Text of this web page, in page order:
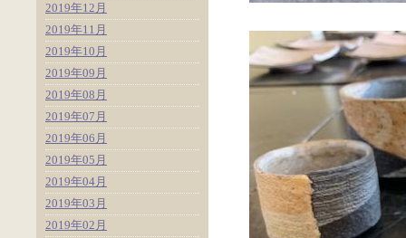
2019年12月
2019年11月
2019年10月
2019年09月
2019年08月
2019年07月
2019年06月
2019年05月
2019年04月
2019年03月
2019年02月